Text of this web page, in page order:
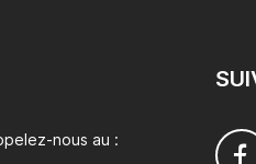
nous au :